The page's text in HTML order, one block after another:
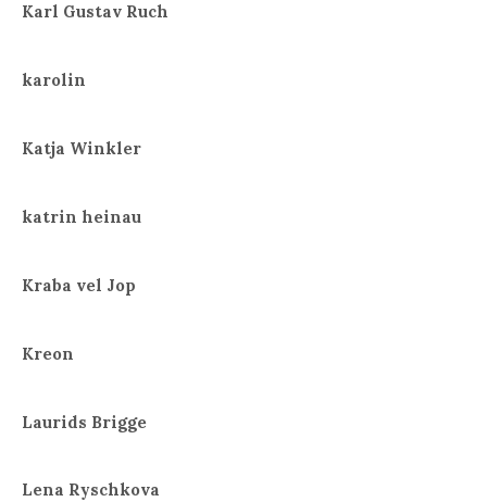
Karl Gustav Ruch
karolin
Katja Winkler
katrin heinau
Kraba vel Jop
Kreon
Laurids Brigge
Lena Ryschkova